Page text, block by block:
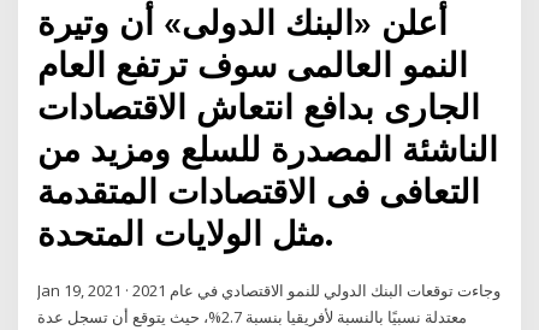
أعلن «البنك الدولى» أن وتيرة
النمو العالمى سوف ترتفع العام
الجارى بدافع انتعاش الاقتصادات
الناشئة المصدرة للسلع ومزيد من
التعافى فى الاقتصادات المتقدمة
مثل الولايات المتحدة.
Jan 19, 2021 · وجاءت توقعات البنك الدولي للنمو الاقتصادي في عام 2021
معتدلة نسبيًا بالنسبة لأفريقيا بنسبة 2.7%، حيث يتوقع أن تسجل عدة